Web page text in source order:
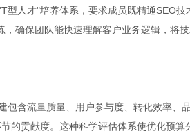
人才"培养体系，要求成员既精通SEO
确保团队能快速理解客户业务逻辑，将技
含流量质量、用户参与度、转化效率、
的贡献度。这种科学评估体系使优化预算